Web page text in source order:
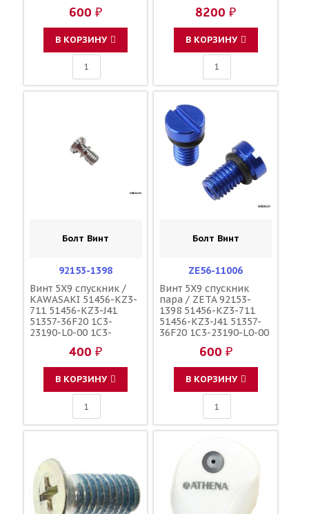
600 ₽
В КОРЗИНУ
8200 ₽
В КОРЗИНУ
Болт Винт
92153-1398
Винт 5X9 спускник /
KAWASAKI 51456-KZ3-
711 51456-KZ3-J41
51357-36F20 1C3-
23190-L0-00 1C3-
110090000601
110090000501
F45300001
400 ₽
В КОРЗИНУ
Болт Винт
ZE56-11006
Винт 5X9 спускник
пара / ZETA 92153-
1398 51456-KZ3-711
51456-KZ3-J41 51357-
36F20 1C3-23190-L0-00
110090000601
110090000501
F45300001
600 ₽
В КОРЗИНУ